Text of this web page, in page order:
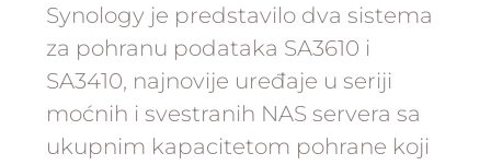
Synology je predstavilo dva sistema
za pohranu podataka SA3610 i
SA3410, najnovije uređaje u seriji
moćnih i svestranih NAS servera sa
ukupnim kapacitetom pohrane koji